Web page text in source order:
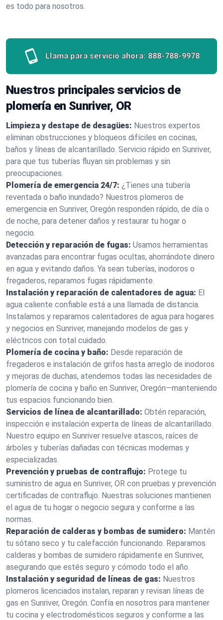
es todo para nosotros.
Llama para servicio ahora: 888-788-9978
Nuestros principales servicios de
plomería en Sunriver, OR
Limpieza y destape de desagües: Nuestros expertos
eliminan obstrucciones y bloqueos difíciles en cocinas,
baños y líneas de alcantarillado. Servicio rápido en Sunriver,
para que tus tuberías fluyan sin problemas y sin
preocupaciones.
Plomería de emergencia 24/7: ¿Tienes una tubería
reventada o baño inundado? Nuestros plomeros de
emergencia en Sunriver, Oregón responden rápido, de día o
de noche, para detener daños y restaurar tu hogar o
negocio.
Detección y reparación de fugas: Usamos herramientas
avanzadas para encontrar fugas ocultas, ahorrándote dinero
en agua y evitando daños. Ya sean tuberías, inodoros o
fregaderos, reparamos fugas rápidamente.
Instalación y reparación de calentadores de agua: El
agua caliente confiable está a una llamada de distancia.
Instalamos y reparamos calentadores de agua para hogares
y negocios en Sunriver, manejando modelos de gas y
eléctricos con total cuidado.
Plomería de cocina y baño: Desde reparación de
fregaderos e instalación de grifos hasta arreglo de inodoros
y mejoras de duchas, atendemos todas las necesidades de
plomería de cocina y baño en Sunriver, Oregón—manteniendo
tus espacios funcionando bien.
Servicios de línea de alcantarillado: Obtén reparación,
inspección e instalación experta de líneas de alcantarillado.
Nuestro equipo en Sunriver resuelve atascos, raíces de
árboles y tuberías dañadas con técnicas modernas y
especializadas.
Prevención y pruebas de contraflujo: Protege tu
suministro de agua en Sunriver, OR con pruebas y prevención
certificadas de contraflujo. Nuestras soluciones mantienen
el agua de tu hogar o negocio segura y conforme a las
normas.
Reparación de calderas y bombas de sumidero: Mantén
tu sótano seco y tu calefacción funcionando. Reparamos
calderas y bombas de sumidero rápidamente en Sunriver,
asegurando que estés seguro y cómodo todo el año.
Instalación y seguridad de líneas de gas: Nuestros
plomeros licenciados instalan, reparan y revisan líneas de
gas en Sunriver, Oregón. Confía en nosotros para mantener
tu cocina y electrodomésticos seguros y conforme a las